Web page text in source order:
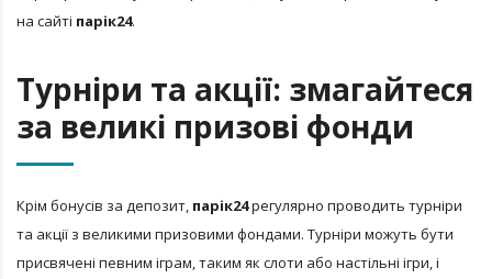
на сайті парік24.
Турніри та акції: змагайтеся
за великі призові фонди
Крім бонусів за депозит, парік24регулярно проводить турніри
та акції з великими призовими фондами. Турніри можуть бути
присвячені певним іграм, таким як слоти або настільні ігри, і